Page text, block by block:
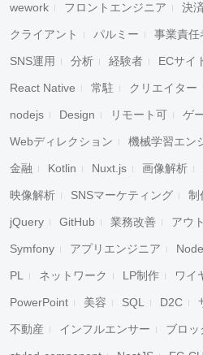
wework フロントエンジニア 決済
クライアント パルミー 事業責任
SNS運用 分析 経験者 ECサイ
React Native 常駐 クリエイター
nodejs Design リモート可 ゲ
Webディレクション 機械学習エン
金融 Kotlin Nuxt.js 画像解析
映像解析 SNSマーケティング 制
jQuery GitHub 業務改善 アウ
Symfony アプリエンジニア
PL ネットワーク LP制作 ワイ
PowerPoint 美容 SQL D2C
不動産 インフルエンサー ブロッ